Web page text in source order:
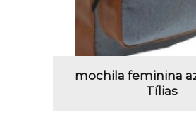
mochila feminina
Tílias